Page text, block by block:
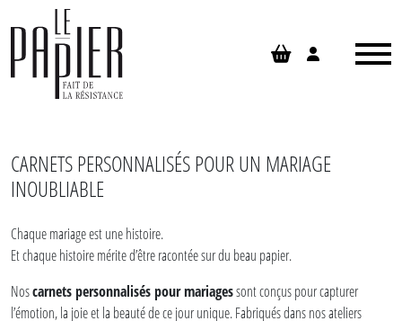
CARNETS PERSONNALISÉS POUR UN MARIAGE
INOUBLIABLE
Chaque mariage est une histoire.
Et chaque histoire mérite d’être racontée sur du beau papier.
Noscarnets personnalisés pour mariagessont conçus pour capturer
l’émotion, la joie et la beauté de ce jour unique. Fabriqués dans nos ateliers
Panneau de gestion des cookies